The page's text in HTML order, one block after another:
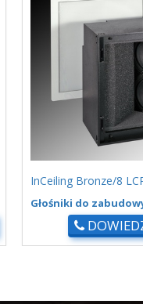
InCeiling Bronze/8
Głośniki do